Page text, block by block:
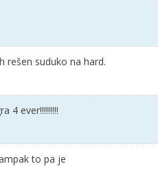
rešen suduko na hard.
4 ever!!!!!!!!!
to pa je